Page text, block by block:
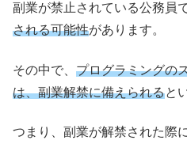
副業が禁止されている公務員
される可能性があります。
その中で、 プログラミングの
は、副業解禁に備えられると
つまり、副業が解禁された際